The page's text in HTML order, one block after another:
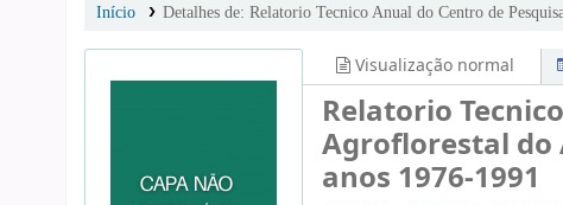
Início Detalhes de: Relatorio Tecnico Anual do Centro de
Visualização normal
Relatorio
Agroflorestal do
anos 1976-1991